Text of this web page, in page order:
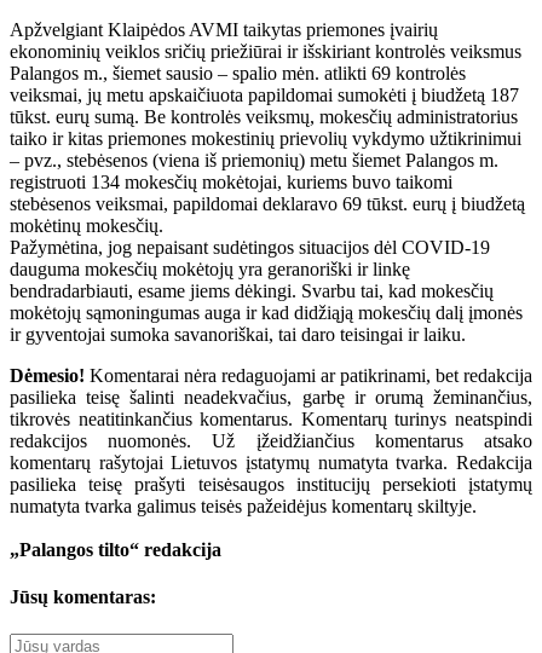
Apžvelgiant Klaipėdos AVMI taikytas priemones įvairių
ekonominių veiklos sričių priežiūrai ir išskiriant kontrolės veiksmus
Palangos m., šiemet sausio – spalio mėn. atlikti 69 kontrolės
veiksmai, jų metu apskaičiuota papildomai sumokėti į biudžetą 187
tūkst. eurų sumą. Be kontrolės veiksmų, mokesčių administratorius
taiko ir kitas priemones mokestinių prievolių vykdymo užtikrinimui
– pvz., stebėsenos (viena iš priemonių) metu šiemet Palangos m.
registruoti 134 mokesčių mokėtojai, kuriems buvo taikomi
stebėsenos veiksmai, papildomai deklaravo 69 tūkst. eurų į biudžetą
mokėtinų mokesčių.
Pažymėtina, jog nepaisant sudėtingos situacijos dėl COVID-19
dauguma mokesčių mokėtojų yra geranoriški ir linkę
bendradarbiauti, esame jiems dėkingi. Svarbu tai, kad mokesčių
mokėtojų sąmoningumas auga ir kad didžiąją mokesčių dalį įmonės
ir gyventojai sumoka savanoriškai, tai daro teisingai ir laiku.
Dėmesio! Komentarai nėra redaguojami ar patikrinami, bet redakcija
pasilieka teisę šalinti neadekvačius, garbę ir orumą žeminančius,
tikrovės neatitinkančius komentarus. Komentarų turinys neatspindi
redakcijos nuomonės. Už įžeidžiančius komentarus atsako
komentarų rašytojai Lietuvos įstatymų numatyta tvarka. Redakcija
pasilieka teisę prašyti teisėsaugos institucijų persekioti įstatymų
numatyta tvarka galimus teisės pažeidėjus komentarų skiltyje.
„Palangos tilto“ redakcija
Jūsų komentaras: